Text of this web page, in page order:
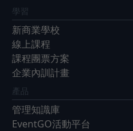
學習
新商業學校
線上課程
課程團票方案
企業內訓計畫
產品
管理知識庫
EventGO活動平台